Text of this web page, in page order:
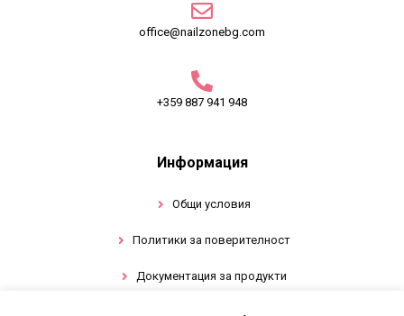
office@nailzonebg.com
+359 887 941 948
Информация
Общи условия
Политики за поверителност
Документация за продукти